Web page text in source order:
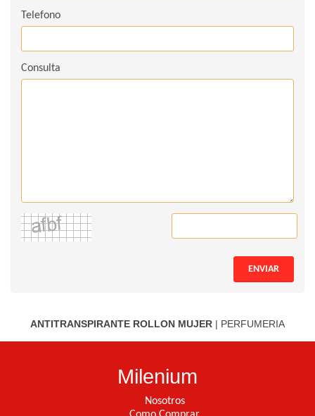
Telefono
Consulta
ENVIAR
ANTITRANSPIRANTE ROLLON MUJER | PERFUMERIA
Milenium
Nosotros